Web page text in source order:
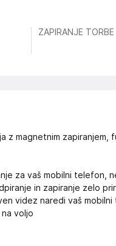
ZAPIRANJE TORBE
magnetnim zapiranjem,
za vaš mobilni telefon,
in zapiranje zelo
videz naredi vaš
voljo